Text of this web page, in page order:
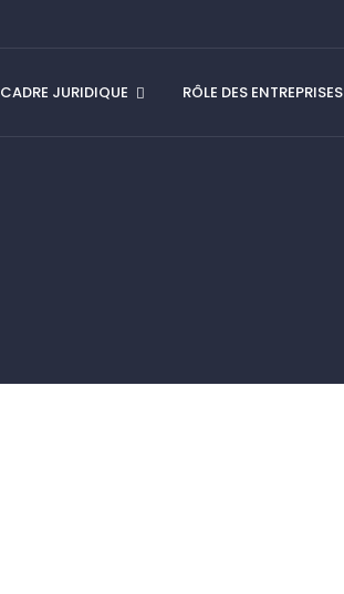
CADRE JURIDIQUE RÔLE DES ENTREPRISES